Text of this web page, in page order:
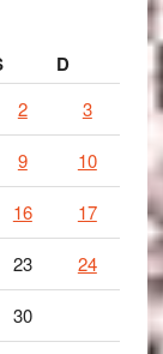
D
2 3
9 10
16 17
23 24
30